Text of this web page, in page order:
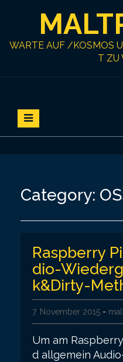
WARTE AUF /KOSMOS
T ZU
Category:
Raspberry
dio-
k&Dirty-
7. November 2015 -
Um am
d allgemein